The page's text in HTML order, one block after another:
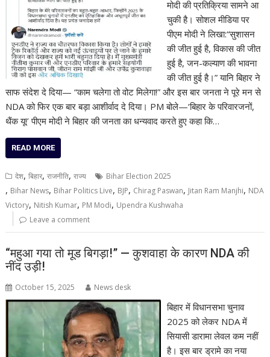
मोदी की प्रतिक्रिया सामने आ
चुकी है। सोशल मीडिया पर
पीएम मोदी ने लिखा:“सुशासन
की जीत हुई है, विकास की जीत
हुई है, जन-कल्याण की भावना
की जीत हुई है।” यानि बिहार ने
साफ संदेश दे दिया— “काम चलेगा तो वोट मिलेगा!” और इस बार जनता ने पूरे मन से
NDA को फिर एक बार बड़ा आशीर्वाद दे दिया। PM बोले—‘बिहार के परिवारजनों,
थैंक यू!’ पीएम मोदी ने बिहार की जनता का धन्यवाद करते हुए कहा कि…
READ MORE
देश,बिहार,राजनीति,राज्य Bihar Election 2025
, Bihar News, Bihar Politics Live, BJP, Chirag Paswan, Jitan Ram Manjhi, NDA
Victory, Nitish Kumar, PM Modi, Upendra Kushwaha
Leave a comment
“महुआ गया तो मूड बिगड़ा!” — कुशवाहा के कारण NDA की
नींद उड़ी!
October 15, 2025 News desk
बिहार में विधानसभा चुनाव
2025 को लेकर NDA में
सियासी डारामा लेवल कम नहीं
है। इस बार ड्रामे का नया